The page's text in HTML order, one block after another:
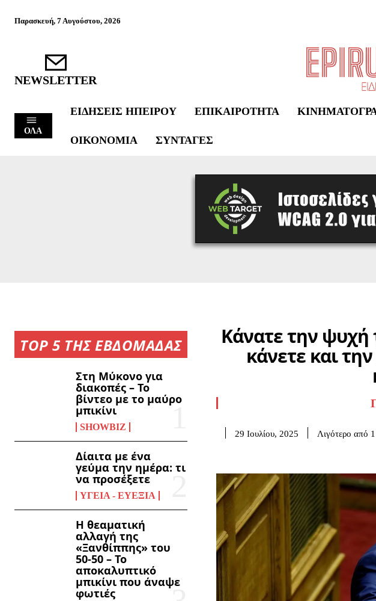
Παρασκευή, 7 Αυγούστου, 2026
NEWSLETTER
ΟΛΑ
ΕΙΔΉΣΕΙΣ ΗΠΕΊΡΟΥ ΕΠΙΚΑΙΡΌΤΗΤΑ
ΟΙΚΟΝΟΜΊΑ ΣΥΝΤΑΓΈΣ
TOP 5 ΤΗΣ ΕΒΔΟΜΑΔΑΣ
Στη Μύκονο για
διακοπές – Το
βίντεο με το μαύρο
μπικίνι
SHOWBIZ
Δίαιτα με ένα
γεύμα την ημέρα: τι
να προσέξετε
ΥΓΕΊΑ - ΕΥΕΞΊΑ
Η θεαματική
αλλαγή της
«Ξανθίππης» του
50-50 – Το
αποκαλυπτικό
μπικίνι που άναψε
φωτιές
Κάνατε την
κάνετε και
29 Ιουλίου, 2025 Λιγότερο από 1